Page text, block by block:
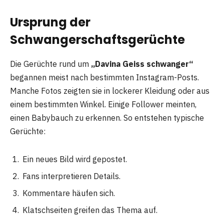
Ursprung der
Schwangerschaftsgerüchte
Die Gerüchte rund um „Davina Geiss schwanger“
begannen meist nach bestimmten Instagram-Posts.
Manche Fotos zeigten sie in lockerer Kleidung oder aus
einem bestimmten Winkel. Einige Follower meinten,
einen Babybauch zu erkennen. So entstehen typische
Gerüchte:
Ein neues Bild wird gepostet.
Fans interpretieren Details.
Kommentare häufen sich.
Klatschseiten greifen das Thema auf.